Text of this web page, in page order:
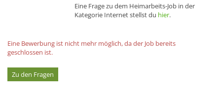
Eine Frage zu dem Heimarbeits-Job in der
Kategorie Internet stellst du hier.
Eine Bewerbung ist nicht mehr möglich, da der Job bereits
geschlossen ist.
Zu den Fragen